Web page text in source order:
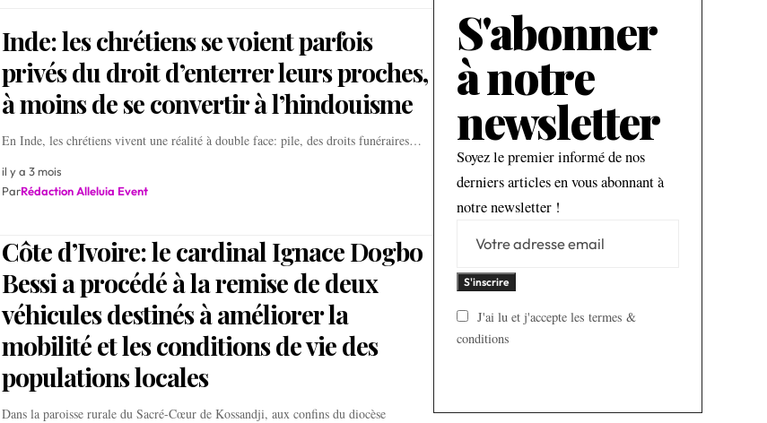
Inde: les chrétiens se voient parfois
privés du droit d’enterrer leurs proches,
à moins de se convertir à l’hindouisme
En Inde, les chrétiens vivent une réalité à double face: pile, des droits funéraires…
il y a 3 mois
ParRédaction Alleluia Event
Côte d’Ivoire: le cardinal Ignace Dogbo
Bessi a procédé à la remise de deux
véhicules destinés à améliorer la
mobilité et les conditions de vie des
populations locales
Dans la paroisse rurale du Sacré-Cœur de Kossandji, aux confins du diocèse
S'abonner
à notre
newsletter
Soyez le premier informé de nos
derniers articles en vous abonnant à
notre newsletter !
J'ai lu et j'accepte les termes &
conditions